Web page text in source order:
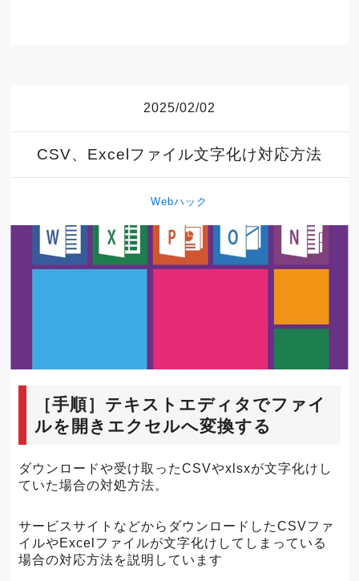
2025/02/02
CSV、Excelファイル文字化け対応方法
Webハック
［手順］テキストエディタでファイ
ルを開きエクセルへ変換する
ダウンロードや受け取ったCSVやxlsxが文字化けし
ていた場合の対処方法。
サービスサイトなどからダウンロードしたCSVファ
イルやExcelファイルが文字化けしてしまっている
場合の対応方法を説明しています